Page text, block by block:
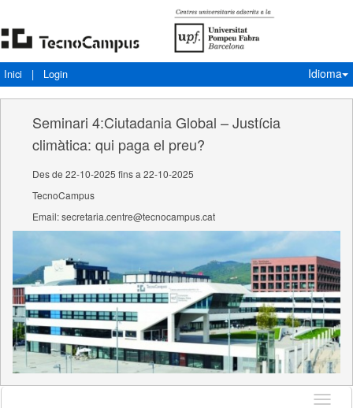
Inici | Login Idioma
Seminari 4:Ciutadania Global – Justícia
climàtica: qui paga el preu?
Des de 22-10-2025 fins a 22-10-2025
TecnoCampus
Email: secretaria.centre@tecnocampus.cat
Idioma